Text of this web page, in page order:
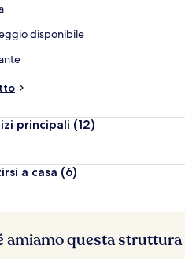
disponibile
principali (12)
a casa (6)
amiamo questa struttura